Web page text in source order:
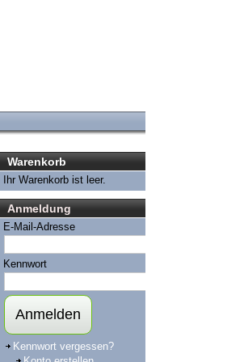
Warenkorb
Ihr Warenkorb ist leer.
Anmeldung
E-Mail-Adresse
Kennwort
Anmelden
Kennwort vergessen?